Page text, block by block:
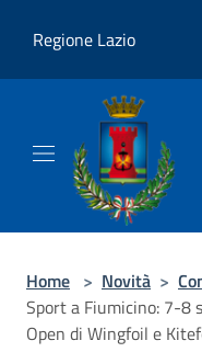
Regione Lazio
Home > Novità >
Sport a Fiumicino: 7-8
Open di Wingfoil e